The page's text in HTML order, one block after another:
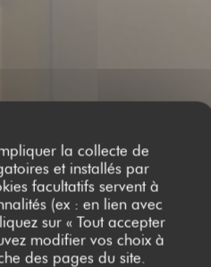
la collecte de
et installés par
facultatifs servent à
(ex : en lien avec
sur « Tout accepter
modifier vos choix à
des pages du site.